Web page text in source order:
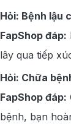
Hỏi: Bệnh lậu
FapShop đáp:
lây qua tiếp
Hỏi: Chữa
FapShop đáp:
bệnh, bạn